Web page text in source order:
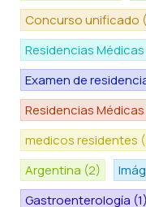
Concurso unificado
Residencias
Examen de
Residencias Médicas
medicos residentes
Argentina (2)
Gastroenterología (1)